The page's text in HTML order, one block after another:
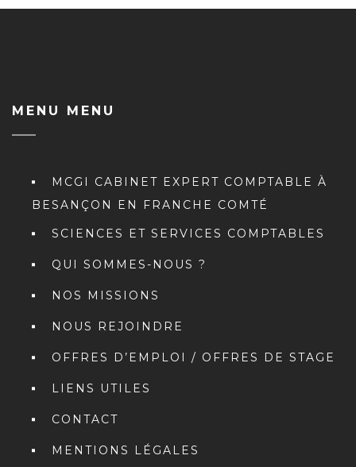
MENU MENU
MCGI CABINET EXPERT COMPTABLE À
BESANÇON EN FRANCHE COMTÉ
SCIENCES ET SERVICES COMPTABLES
QUI SOMMES-NOUS ?
NOS MISSIONS
NOUS REJOINDRE
OFFRES D’EMPLOI / OFFRES DE STAGE
LIENS UTILES
CONTACT
MENTIONS LÉGALES